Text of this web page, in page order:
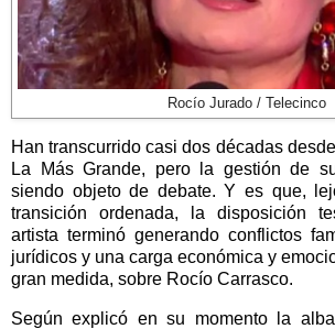
Rocío Jurado / Telecinco
Han transcurrido casi dos décadas
La Más Grande, pero la gestión de
siendo objeto de debate. Y es que,
transición ordenada, la disposición
artista terminó generando conflictos
jurídicos y una carga económica y
gran medida, sobre Rocío Carrasco.
Según explicó en su momento la